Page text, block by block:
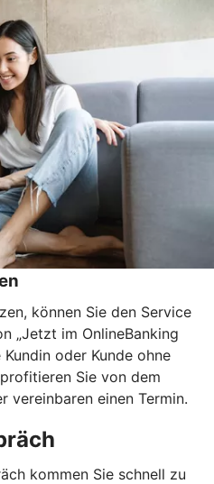
können Sie den Service
„Jetzt im OnlineBanking
Kundin oder Kunde ohne
Sie von dem
vereinbaren einen Termin.
kommen Sie schnell zu